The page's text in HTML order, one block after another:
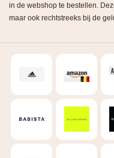
in de webshop te bestellen.
maar ook rechtstreeks bij de